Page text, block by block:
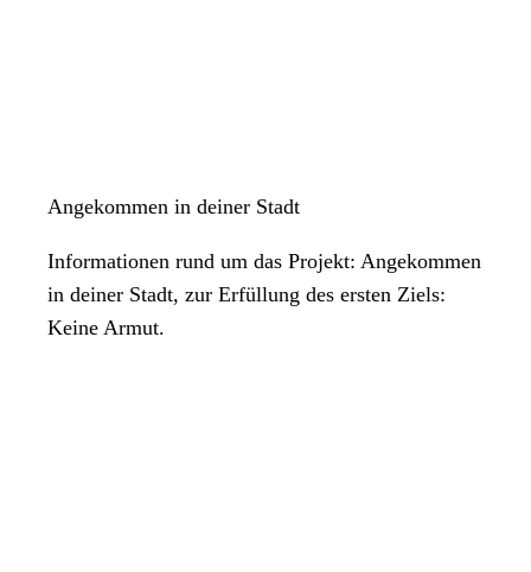
Angekommen in deiner Stadt
Informationen rund um das Projekt: Angekommen
in deiner Stadt, zur Erfüllung des ersten Ziels:
Keine Armut.